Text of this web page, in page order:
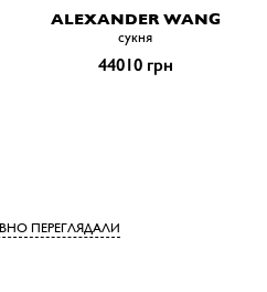
ALEXANDER WANG
сукня
44010 грн
ПЕРЕГЛЯДАЛИ